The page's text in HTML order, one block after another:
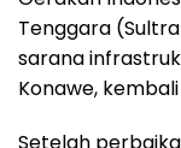
Tenggara
sarana
Konawe,
Setelah